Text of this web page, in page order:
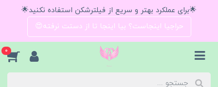
🌟برای عملکرد بهتر و سریع از فیلترشکن استفاده نکنید🌟
حراجیا اینجاست؟ بیا اینجا تا از دستت نرفته😍
0